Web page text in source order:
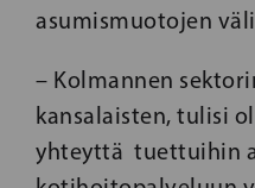
asumismuotojen
– Kolmannen
kansalaisten, tulisi
yhteyttä tuettuihin